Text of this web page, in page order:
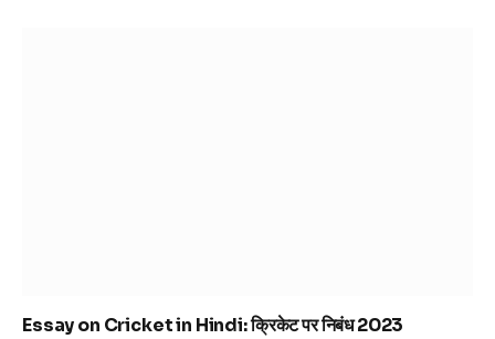
Essay on Cricket in Hindi: क्रिकेट पर निबंध 2023